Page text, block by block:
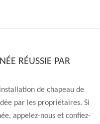
RÉUSSIE PAR
de chapeau de
par les propriétaires. Si
appelez-nous et confiez-